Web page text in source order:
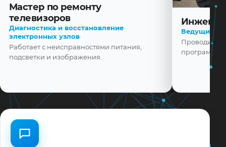
Мастер по ремонту
телевизоров
Диагностика и восстановление
электронных узлов
Работает с неисправностями питания,
подсветки и изображения.
Ведущий
Проводит